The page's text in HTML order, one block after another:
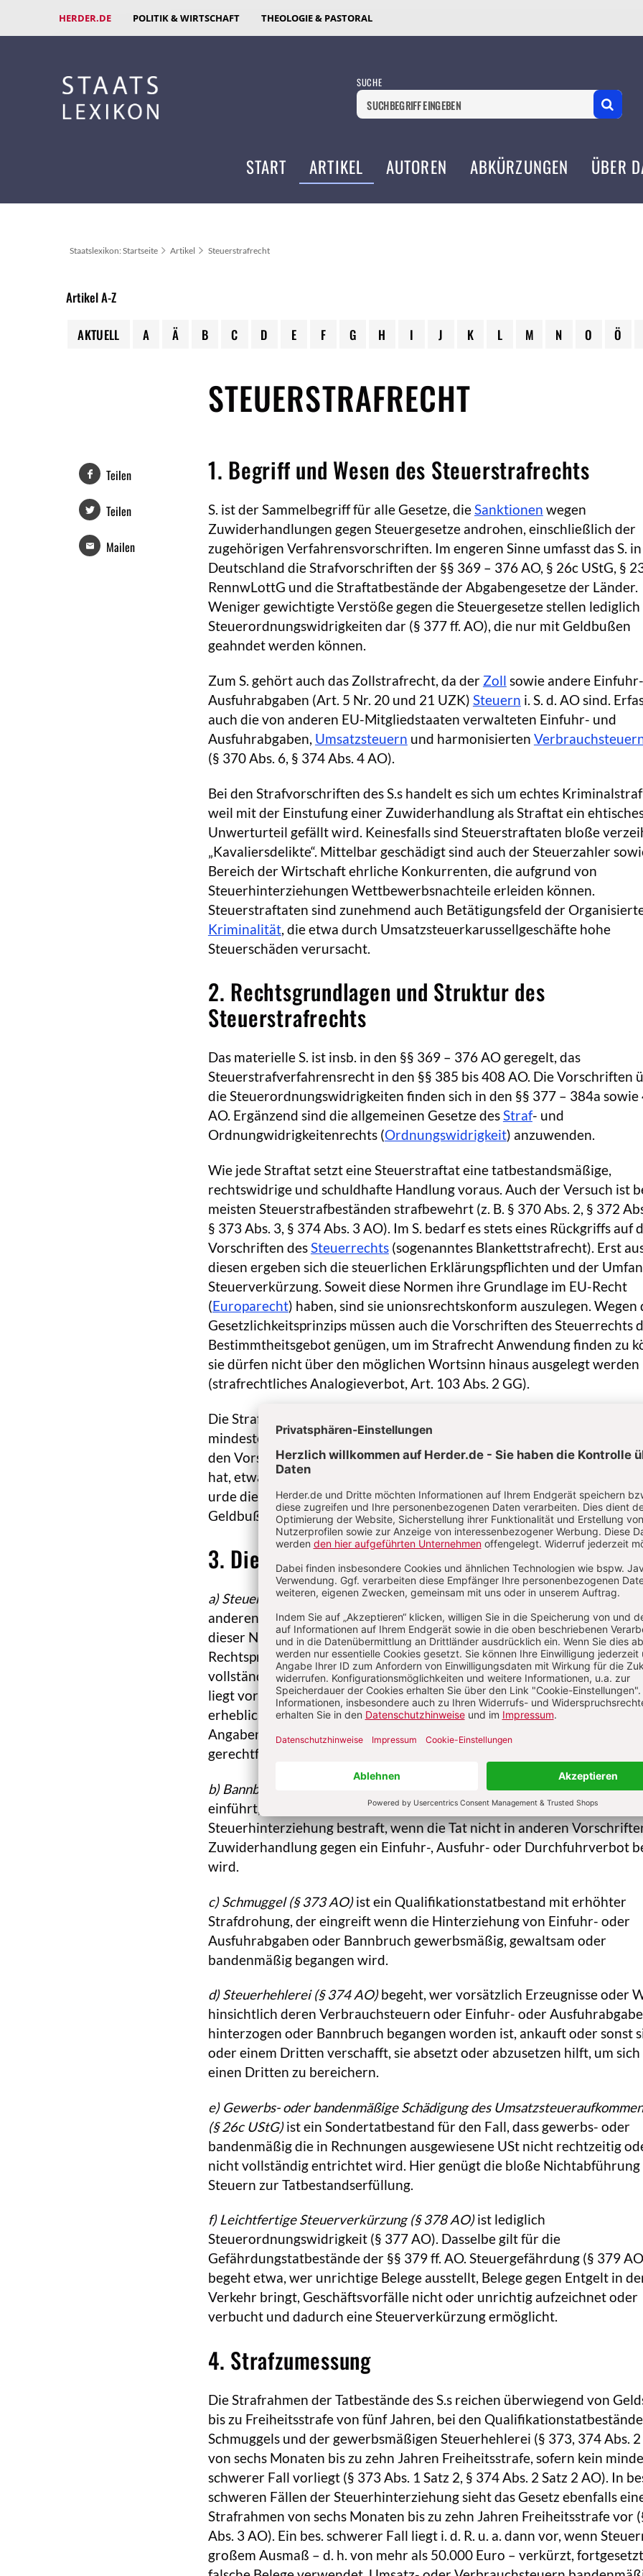
HERDER.DE POLITIK & WIRTSCHAFT THEOLOGIE & PASTORAL
SUCHE
START ARTIKEL AUTOREN ABKÜRZUNGEN ÜBER
Staatslexikon: Startseite Artikel Steuerstrafrecht
Artikel A-Z
AKTUELL A Ä B C D E F G H I J K L M N O Ö
STEUERSTRAFRECHT
1. Begriff und Wesen des Steuerstrafrechts
S. ist der Sammelbegriff für alle Gesetze, dieSanktionen wegen
Zuwiderhandlungen gegen Steuergesetze androhen, einschließlich der
zugehörigen Verfahrensvorschriften. Im engeren Sinne umfasst das S. in
Deutschland die Strafvorschriften der §§ 369 – 376 AO, § 26c UStG, §
RennwLottG und die Straftatbestände der Abgabengesetze der Länder.
Weniger gewichtigte Verstöße gegen die Steuergesetze stellen lediglich
Steuerordnungswidrigkeiten dar (§ 377 ff. AO), die nur mit Geldbußen
geahndet werden können.
Zum S. gehört auch das Zollstrafrecht, da der Zoll sowie andere
Ausfuhrabgaben (Art. 5 Nr. 20 und 21 UZK) Steuern i. S. d. AO sind.
auch die von anderen EU-Mitgliedstaaten verwalteten Einfuhr- und
Ausfuhrabgaben, Umsatzsteuern und harmonisierten
(§ 370 Abs. 6, § 374 Abs. 4 AO).
Bei den Strafvorschriften des S.s handelt es sich um echtes
weil mit der Einstufung einer Zuwiderhandlung als Straftat ein
Unwerturteil gefällt wird. Keinesfalls sind Steuerstraftaten bloße
„Kavaliersdelikte“. Mittelbar geschädigt sind auch der Steuerzahler
Bereich der Wirtschaft ehrliche Konkurrenten, die aufgrund von
Steuerhinterziehungen Wettbewerbsnachteile erleiden können.
Steuerstraftaten sind zunehmend auch Betätigungsfeld der
Kriminalität, die etwa durch Umsatzsteuerkarussellgeschäfte hohe
Steuerschäden verursacht.
2. Rechtsgrundlagen und Struktur des
Steuerstrafrechts
Das materielle S. ist insb. in den §§ 369 – 376 AO geregelt, das
Steuerstrafverfahrensrecht in den §§ 385 bis 408 AO. Die Vorschriften
die Steuerordnungswidrigkeiten finden sich in den §§ 377 – 384a sowie
AO. Ergänzend sind die allgemeinen Gesetze desStraf- und
Ordnungwidrigkeitenrechts (Ordnungswidrigkeit) anzuwenden.
Wie jede Straftat setzt eine Steuerstraftat eine tatbestandsmäßige,
rechtswidrige und schuldhafte Handlung voraus. Auch der Versuch ist
meisten Steuerstrafbeständen strafbewehrt (z. B. § 370 Abs. 2, § 372
§ 373 Abs. 3, § 374 Abs. 3 AO). Im S. bedarf es stets eines Rückgriffs auf
Vorschriften desSteuerrechts(sogenanntes Blankettstrafrecht). Erst
diesen ergeben sich die steuerlichen Erklärungspflichten und der
Steuerverkürzung. Soweit diese Normen ihre Grundlage im EU-Recht
(Europarecht) haben, sind sie unionsrechtskonform auszulegen. Wegen
Gesetzlichkeitsprinzips müssen auch die Vorschriften des Steuerrechts
Bestimmtheitsgebot genügen, um im Strafrecht Anwendung finden zu
sie dürfen nicht über den möglichen Wortsinn hinaus ausgelegt werden
(strafrechtliches Analogieverbot, Art. 103 Abs. 2 GG).
Die Straftatbestände des S.s erfordern auf der subjektiven Tatseite
mindestens bedingten Vorsatz. Daran fehlt es, wenn sich der Täter in
den Vorsatz ausschließenden Irrtum über Tatumstände (§ 16 StGB)
hat, etwa weil er sich über das Bestehen eines Steueranspruchs geirrt
urde die Steuerverkürzung lediglich leichtfertig begangen, kann nur
Geldbuße verhängt werden (§ 378 AO).
3. Die Straftatbestände des Steuerstrafrechts
a) Steuerhinterziehung(§ 370 AO) ist der zentrale Straftatbestand des
anderen Tatbestände ergänzen und vervollständigen den
dieser Norm. Das durch § 370 AO geschützte Rechtsgut ist nach der
Rechtsprechung des BGH das öffentliche Interesse am rechtzeitigen und
vollständigen Aufkommen der einzelnen Steuern. Eine
liegt vor, wenn jemand vorsätzlich den Finanzbehörden über steuerlich
erhebliche Tatsachen unrichtige oder unvollständige Angaben macht
Angaben pflichtwidrig unterlässt und dadurch Steuern verkürzt oder
gerechtfertigte Steuervorteile (etwa eine Stundung) erlangt.
b) Bannbruch
begeht, wer Gegenstände entgegen einem
einführt, ausführt oder durchführt. Der Bannbruch wird wie eine
Steuerhinterziehung bestraft, wenn die Tat nicht in anderen
Zuwiderhandlung gegen ein Einfuhr-, Ausfuhr- oder Durchfuhrverbot
wird.
c) Schmuggel (§ 373 AO)ist ein Qualifikationstatbestand mit erhöhter
Strafdrohung, der eingreift wenn die Hinterziehung von Einfuhr- oder
Ausfuhrabgaben oder Bannbruch gewerbsmäßig, gewaltsam oder
bandenmäßig begangen wird.
d) Steuerhehlerei (§ 374 AO)begeht, wer vorsätzlich Erzeugnisse oder
hinsichtlich deren Verbrauchsteuern oder Einfuhr- oder
hinterzogen oder Bannbruch begangen worden ist, ankauft oder sonst
oder einem Dritten verschafft, sie absetzt oder abzusetzen hilft, um
einen Dritten zu bereichern.
e) Gewerbs- oder bandenmäßige Schädigung des
(§ 26c UStG)ist ein Sondertatbestand für den Fall, dass gewerbs- oder
bandenmäßig die in Rechnungen ausgewiesene USt nicht rechtzeitig
nicht vollständig entrichtet wird. Hier genügt die bloße Nichtabführung
Steuern zur Tatbestandserfüllung.
f) Leichtfertige Steuerverkürzung (§ 378 AO)ist lediglich
Steuerordnungswidrigkeit (§ 377 AO). Dasselbe gilt für die
Gefährdungstatbestände der §§ 379 ff. AO. Steuergefährdung (§ 379
begeht etwa, wer unrichtige Belege ausstellt, Belege gegen Entgelt in
Verkehr bringt, Geschäftsvorfälle nicht oder unrichtig aufzeichnet oder
verbucht und dadurch eine Steuerverkürzung ermöglicht.
4. Strafzumessung
Die Strafrahmen der Tatbestände des S.s reichen überwiegend von
bis zu Freiheitsstrafe von fünf Jahren, bei den
Schmuggels und der gewerbsmäßigen Steuerhehlerei (§ 373, 374 Abs.
von sechs Monaten bis zu zehn Jahren Freiheitsstrafe, sofern kein
schwerer Fall vorliegt (§ 373 Abs. 1 Satz 2, § 374 Abs. 2 Satz 2 AO). In
schweren Fällen der Steuerhinterziehung sieht das Gesetz ebenfalls
Strafrahmen von sechs Monaten bis zu zehn Jahren Freiheitsstrafe vor
Abs. 3 AO). Ein bes. schwerer Fall liegt i. d. R. u. a. dann vor, wenn
großem Ausmaß – d. h. von mehr als 50.000 Euro – verkürzt, fortgesetzt
Teilen
Teilen
Mailen